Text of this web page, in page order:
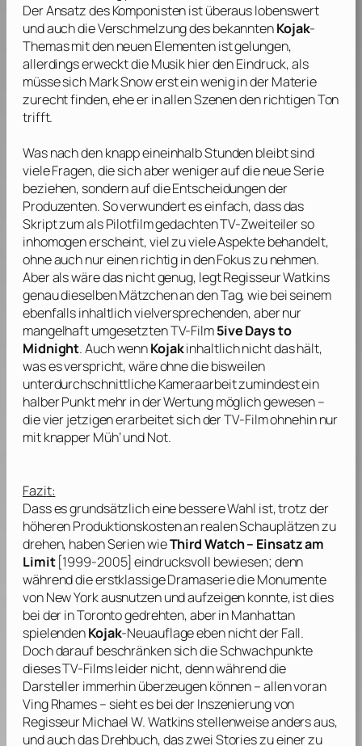
Der Ansatz des Komponisten ist überaus lobenswert
und auch die Verschmelzung des bekanntenKojak-
Themas mit den neuen Elementen ist gelungen,
allerdings erweckt die Musik hier den Eindruck, als
müsse sichMark Snowerst ein wenig in der Materie
zurecht finden, ehe er in allen Szenen den richtigen Ton
trifft.
Was nach den knapp eineinhalb Stunden bleibt sind
viele Fragen, die sich aber weniger auf die neue Serie
beziehen, sondern auf die Entscheidungen der
Produzenten. So verwundert es einfach, dass das
Skript zum als Pilotfilm gedachten TV-Zweiteiler so
inhomogen erscheint, viel zu viele Aspekte behandelt,
ohne auch nur einen richtig in den Fokus zu nehmen.
Aber als wäre das nicht genug, legt RegisseurWatkins
genau dieselben Mätzchen an den Tag, wie bei seinem
ebenfalls inhaltlich vielversprechenden, aber nur
mangelhaft umgesetzten TV-Film5ive Days to
Midnight. Auch wennKojakinhaltlich nicht das hält,
was es verspricht, wäre ohne die bisweilen
unterdurchschnittliche Kameraarbeit zumindest ein
halber Punkt mehr in der Wertung möglich gewesen –
die vier jetzigen erarbeitet sich der TV-Film ohnehin nur
mit knapper Müh’ und Not.
Fazit:
Dass es grundsätzlich eine bessere Wahl ist, trotz der
höheren Produktionskosten an realen Schauplätzen zu
drehen, haben Serien wieThird Watch – Einsatz am
Limit[1999-2005] eindrucksvoll bewiesen; denn
während die erstklassige Dramaserie die Monumente
von New York ausnutzen und aufzeigen konnte, ist dies
bei der in Toronto gedrehten, aber in Manhattan
spielendenKojak-Neuauflage eben nicht der Fall.
Doch darauf beschränken sich die Schwachpunkte
dieses TV-Films leider nicht, denn während die
Darsteller immerhin überzeugen können – allen voran
Ving Rhames– sieht es bei der Inszenierung von
RegisseurMichael W. Watkinsstellenweise anders aus,
und auch das Drehbuch, das zwei Stories zu einer zu